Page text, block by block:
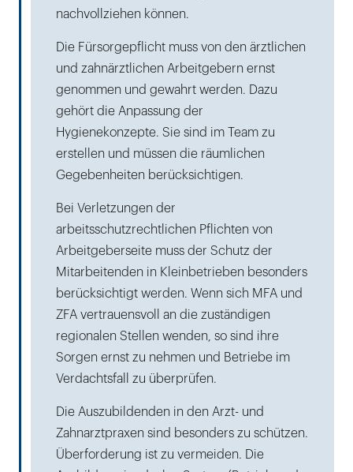
nachvollziehen können.
Die Fürsorgepflicht muss von den ärztlichen
und zahnärztlichen Arbeitgebern ernst
genommen und gewahrt werden. Dazu
gehört die Anpassung der
Hygienekonzepte. Sie sind im Team zu
erstellen und müssen die räumlichen
Gegebenheiten berücksichtigen.
Bei Verletzungen der
arbeitsschutzrechtlichen Pflichten von
Arbeitgeberseite muss der Schutz der
Mitarbeitenden in Kleinbetrieben besonders
berücksichtigt werden. Wenn sich MFA und
ZFA vertrauensvoll an die zuständigen
regionalen Stellen wenden, so sind ihre
Sorgen ernst zu nehmen und Betriebe im
Verdachtsfall zu überprüfen.
Die Auszubildenden in den Arzt- und
Zahnarztpraxen sind besonders zu schützen.
Überforderung ist zu vermeiden. Die